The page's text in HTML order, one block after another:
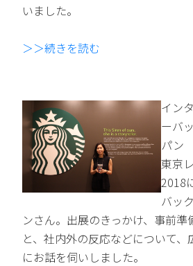
いました。
＞＞続きを読む
イン
ーバ
パン
東京
2018
バッ
ンさん。出展のきっかけ、事前準
と、社内外の反応などについて
にお話を伺いしました。